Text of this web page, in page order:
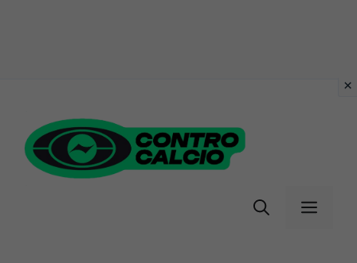
contenuto
Menu